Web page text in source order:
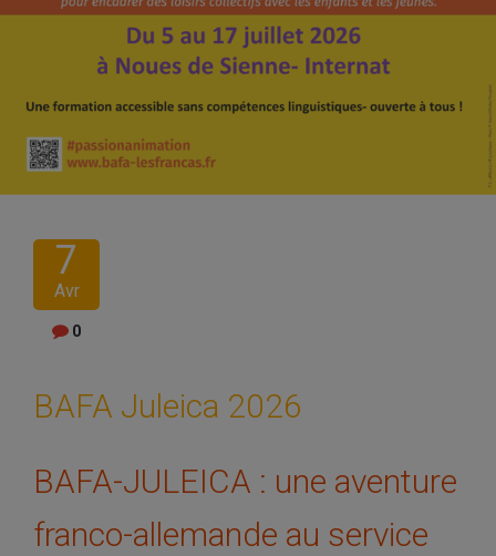
7
Avr
0
BAFA Juleica 2026
BAFA-JULEICA : une aventure
franco-allemande au service